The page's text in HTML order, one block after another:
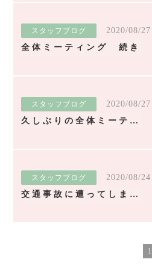
スタッフブログ
2020/08/27
全体ミーティング 続き
スタッフブログ
2020/08/27
久しぶりの全体ミーティング
スタッフブログ
2020/08/24
交通事故に遭ってしまったら
1